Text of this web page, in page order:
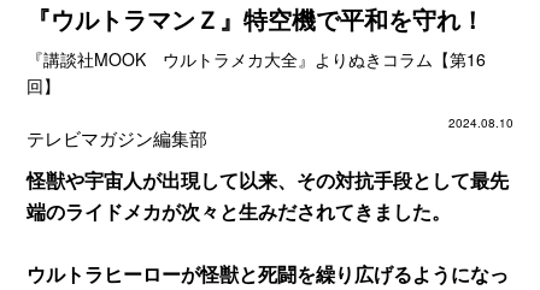
『ウルトラマンＺ』特空機で平和を守れ！
『講談社MOOK ウルトラメカ大全』よりぬきコラム【第16
回】
2024.08.10
テレビマガジン編集部
怪獣や宇宙人が出現して以来、その対抗手段として最先
端のライドメカが次々と生みだされてきました。
ウルトラヒーローが怪獣と死闘を繰り広げるようになっ